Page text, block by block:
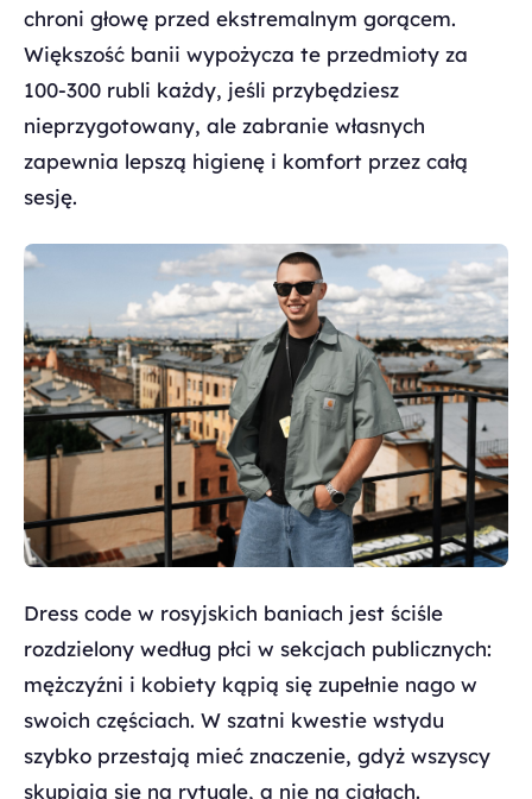
chroni głowę przed ekstremalnym gorącem.
Większość banii wypożycza te przedmioty za
100-300 rubli każdy, jeśli przybędziesz
nieprzygotowany, ale zabranie własnych
zapewnia lepszą higienę i komfort przez całą
sesję.
Dress code w rosyjskich baniach jest ściśle
rozdzielony według płci w sekcjach publicznych:
mężczyźni i kobiety kąpią się zupełnie nago w
swoich częściach. W szatni kwestie wstydu
szybko przestają mieć znaczenie, gdyż wszyscy
skupiają się na rytuale, a nie na ciałach.